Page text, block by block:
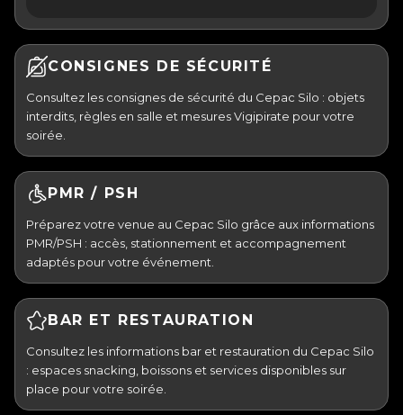
CONSIGNES DE SÉCURITÉ
Consultez les consignes de sécurité du Cepac Silo : objets
interdits, règles en salle et mesures Vigipirate pour votre
soirée.
PMR / PSH
Préparez votre venue au Cepac Silo grâce aux informations
PMR/PSH : accès, stationnement et accompagnement
adaptés pour votre événement.
BAR ET RESTAURATION
Consultez les informations bar et restauration du Cepac Silo
: espaces snacking, boissons et services disponibles sur
place pour votre soirée.